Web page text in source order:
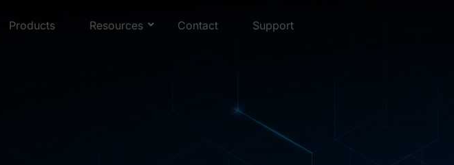
Products Resources Contact Support